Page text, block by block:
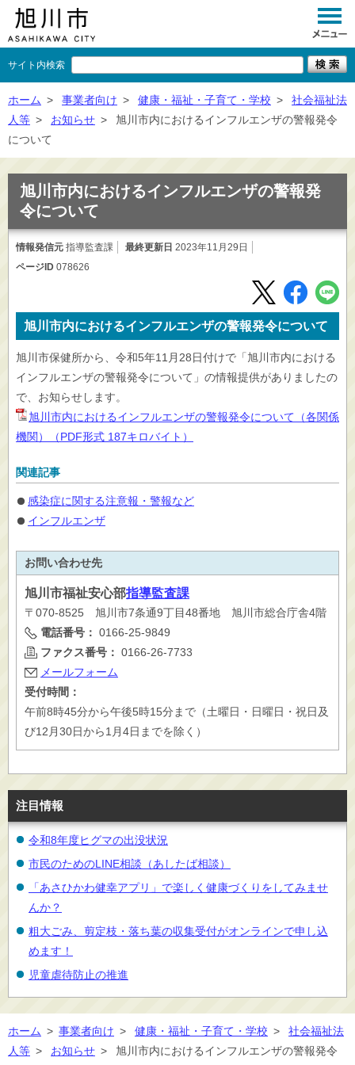
サイト内検索
くらし
事業者向け
施設一覧
ホーム > 事業者向け > 健康・福祉・子育て・学校 >
社会福祉法
人等 > お知らせ >
旭川市内におけるインフルエンザの警報発令
について
旭川市内におけるインフルエンザの警報発
令について
情報発信元 指導監査課 最終更新日 2023年11月29日
ページID 078626
旭川市内におけるインフルエンザの警報発令について
旭川市保健所から、令和5年11月28日付けで「旭川市内における
インフルエンザの警報発令について」の情報提供がありましたの
で、お知らせします。
旭川市内におけるインフルエンザの警報発令について（各関係
機関）（PDF形式 187キロバイト）
関連記事
感染症に関する注意報・警報など
インフルエンザ
お問い合わせ先
旭川市福祉安心部指導監査課
〒070-8525 旭川市7条通9丁目48番地 旭川市総合庁舎4階
電話番号： 0166-25-9849
ファクス番号： 0166-26-7733
メールフォーム
受付時間：
午前8時45分から午後5時15分まで（土曜日・日曜日・祝日及
び12月30日から1月4日までを除く）
注目情報
令和8年度ヒグマの出没状況
市民のためのLINE相談（あしたば相談）
「あさひかわ健幸アプリ」で楽しく健康づくりをしてみませ
んか？
粗大ごみ、剪定枝・落ち葉の収集受付がオンラインで申し込
めます！
児童虐待防止の推進
ホーム > 事業者向け > 健康・福祉・子育て・学校 >
社会福祉法
人等 > お知らせ >
旭川市内におけるインフルエンザの警報発令